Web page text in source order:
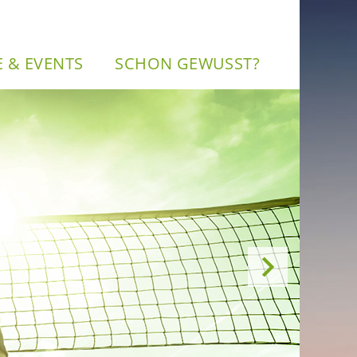
& EVENTS SCHON GE­WUSST?
